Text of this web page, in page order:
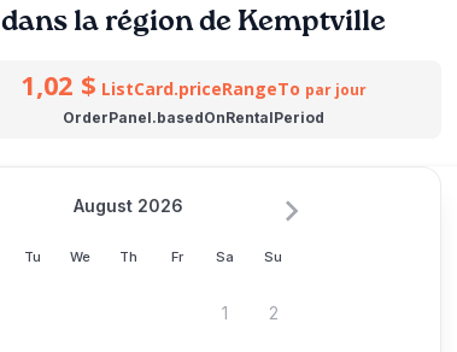
dans la région de Kemptville
1,02 $ ListCard.priceRangeTo par jour
OrderPanel.basedOnRentalPeriod
Tu We Th Fr Sa Su
August 2026
1 2